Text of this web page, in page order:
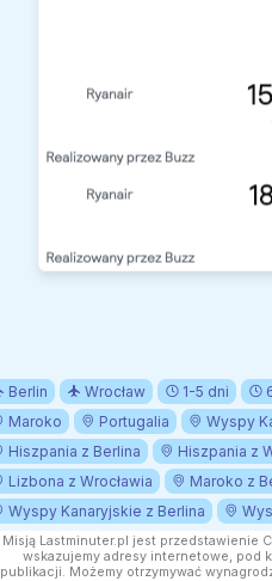
Berlin Wrocław 1-5 dni
Maroko
Portugalia Wyspy
Hiszpania z Berlina
Hiszpania z
Lizbona z Wrocławia
Maroko z
Wyspy Kanaryjskie z Berlina
Misją Lastminuter.pl jest przedstawienie
wskazujemy adresy internetowe, pod
publikacji. Możemy otrzymywać